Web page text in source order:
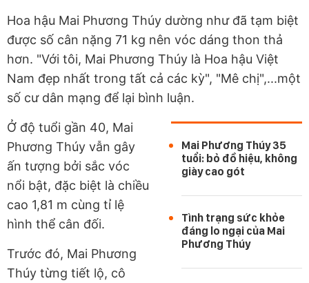
Hoa hậu Mai Phương Thúy dường như đã tạm biệt
được số cân nặng 71 kg nên vóc dáng thon thả
hơn. "Với tôi, Mai Phương Thúy là Hoa hậu Việt
Nam đẹp nhất trong tất cả các kỳ", "Mê chị",...một
số cư dân mạng để lại bình luận.
Mai Phương Thúy 35
tuổi: bỏ đồ hiệu, không
giày cao gót
Tình trạng sức khỏe
đáng lo ngại của Mai
Phương Thúy
Ở độ tuổi gần 40, Mai
Phương Thúy vẫn gây
ấn tượng bởi sắc vóc
nổi bật, đặc biệt là chiều
cao 1,81 m cùng tỉ lệ
hình thể cân đối.
Trước đó, Mai Phương
Thúy từng tiết lộ, cô